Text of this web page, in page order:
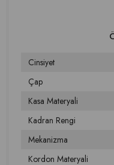
Cinsiyet
Çap
Kasa Materyali
Kadran Rengi
Mekanizma
Kordon Materyali